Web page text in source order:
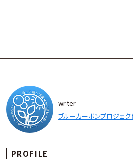
writer
ブルーカーボンプロジェク
PROFILE